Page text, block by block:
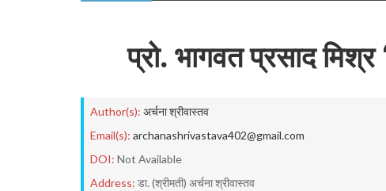
प्रो. भागवत प्रसाद मिश्र
Author(s): अर्चना श्रीवास्तव
Email(s): archanashrivastava402@gmail.com
DOI: Not Available
Address: डा. (श्रीमती) अर्चना श्रीवास्तव